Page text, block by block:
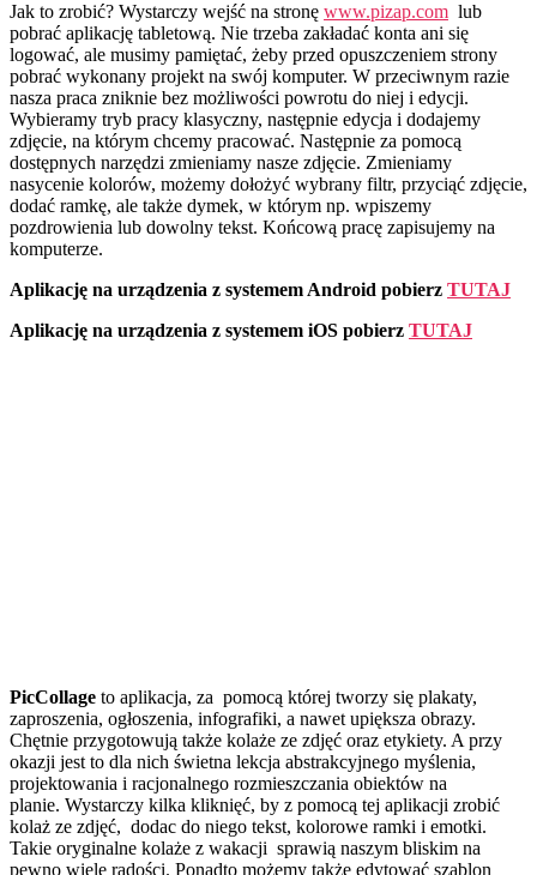
Jak to zrobić? Wystarczy wejść na stronę www.pizap.com lub
pobrać aplikację tabletową. Nie trzeba zakładać konta ani się
logować, ale musimy pamiętać, żeby przed opuszczeniem strony
pobrać wykonany projekt na swój komputer. W przeciwnym razie
nasza praca zniknie bez możliwości powrotu do niej i edycji.
Wybieramy tryb pracy klasyczny, następnie edycja i dodajemy
zdjęcie, na którym chcemy pracować. Następnie za pomocą
dostępnych narzędzi zmieniamy nasze zdjęcie. Zmieniamy
nasycenie kolorów, możemy dołożyć wybrany filtr, przyciąć zdjęcie,
dodać ramkę, ale także dymek, w którym np. wpiszemy
pozdrowienia lub dowolny tekst. Końcową pracę zapisujemy na
komputerze.
Aplikację na urządzenia z systemem Android pobierz TUTAJ
Aplikację na urządzenia z systemem iOS pobierz TUTAJ
PicCollage to aplikacja, za pomocą której tworzy się plakaty,
zaproszenia, ogłoszenia, infografiki, a nawet upiększa obrazy.
Chętnie przygotowują także kolaże ze zdjęć oraz etykiety. A przy
okazji jest to dla nich świetna lekcja abstrakcyjnego myślenia,
projektowania i racjonalnego rozmieszczania obiektów na
planie. Wystarczy kilka kliknięć, by z pomocą tej aplikacji zrobić
kolaż ze zdjęć, dodac do niego tekst, kolorowe ramki i emotki.
Takie oryginalne kolaże z wakacji sprawią naszym bliskim na
pewno wiele radości. Ponadto możemy także edytować szablon